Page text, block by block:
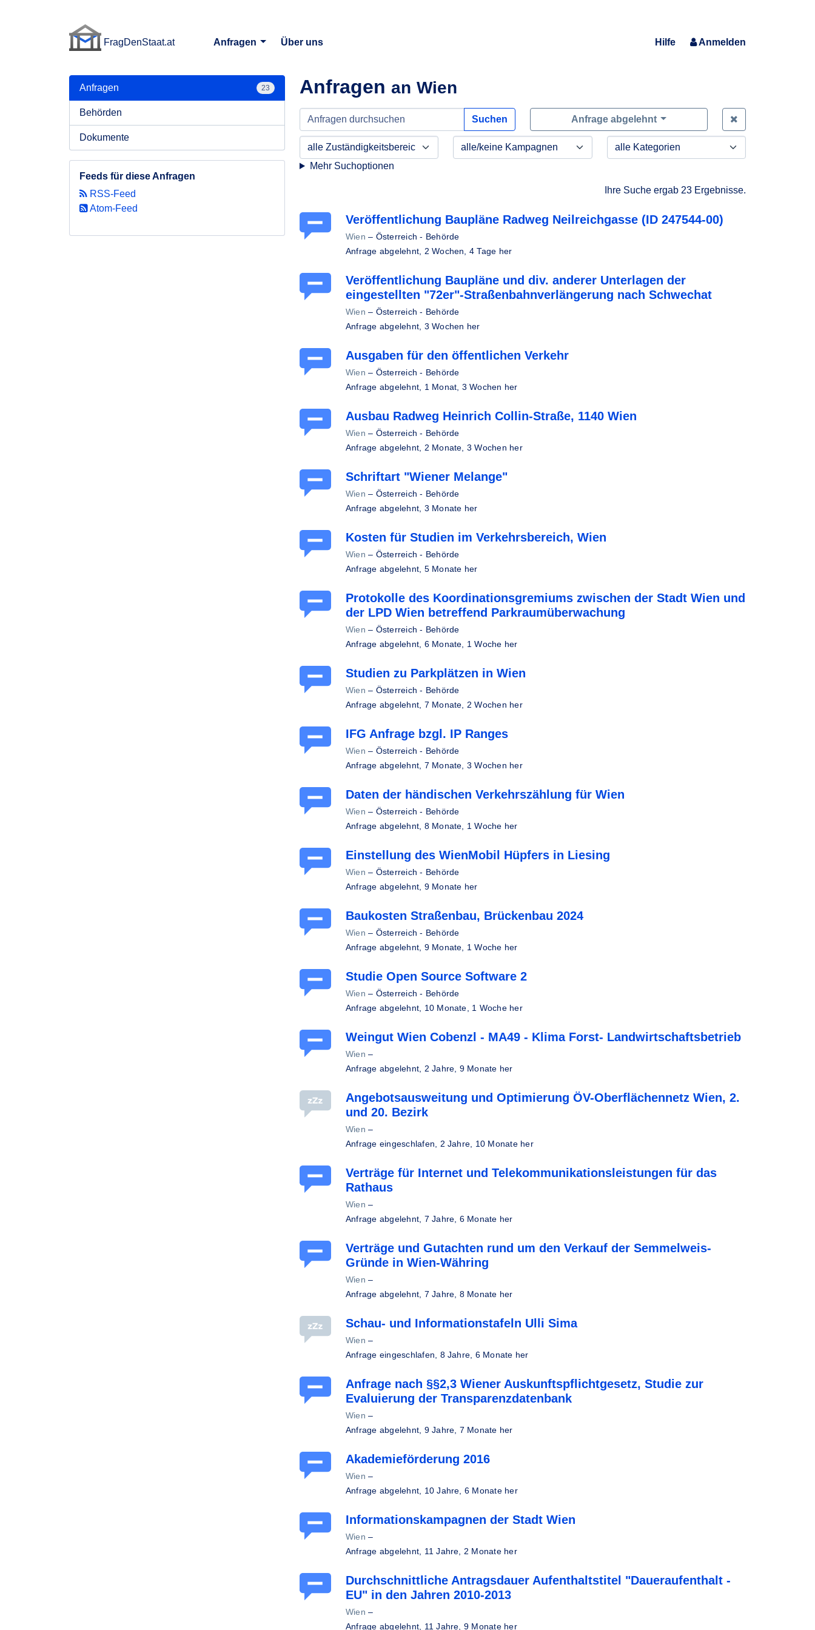
FragDenStaat.at
Anfragen
Über uns Hilfe Anmelden
Anfragen an Wien
Suchen Anfrage abgelehnt
Mehr Suchoptionen
Ihre Suche ergab 23 Ergebnisse.
Veröffentlichung Baupläne Radweg Neilreichgasse (ID 247544-00)
Wien – Österreich - Behörde
Anfrage abgelehnt, 2 Wochen, 4 Tage her
Veröffentlichung Baupläne und div. anderer Unterlagen der
eingestellten "72er"-Straßenbahnverlängerung nach Schwechat
Wien – Österreich - Behörde
Anfrage abgelehnt, 3 Wochen her
Ausgaben für den öffentlichen Verkehr
Wien – Österreich - Behörde
Anfrage abgelehnt, 1 Monat, 3 Wochen her
Ausbau Radweg Heinrich Collin-Straße, 1140 Wien
Wien – Österreich - Behörde
Anfrage abgelehnt, 2 Monate, 3 Wochen her
Schriftart "Wiener Melange"
Wien – Österreich - Behörde
Anfrage abgelehnt, 3 Monate her
Kosten für Studien im Verkehrsbereich, Wien
Wien – Österreich - Behörde
Anfrage abgelehnt, 5 Monate her
Protokolle des Koordinationsgremiums zwischen der Stadt Wien und
der LPD Wien betreffend Parkraumüberwachung
Wien – Österreich - Behörde
Anfrage abgelehnt, 6 Monate, 1 Woche her
Studien zu Parkplätzen in Wien
Wien – Österreich - Behörde
Anfrage abgelehnt, 7 Monate, 2 Wochen her
IFG Anfrage bzgl. IP Ranges
Wien – Österreich - Behörde
Anfrage abgelehnt, 7 Monate, 3 Wochen her
Daten der händischen Verkehrszählung für Wien
Wien – Österreich - Behörde
Anfrage abgelehnt, 8 Monate, 1 Woche her
Einstellung des WienMobil Hüpfers in Liesing
Wien – Österreich - Behörde
Anfrage abgelehnt, 9 Monate her
Baukosten Straßenbau, Brückenbau 2024
Wien – Österreich - Behörde
Anfrage abgelehnt, 9 Monate, 1 Woche her
Studie Open Source Software 2
Wien – Österreich - Behörde
Anfrage abgelehnt, 10 Monate, 1 Woche her
Weingut Wien Cobenzl - MA49 - Klima Forst- Landwirtschaftsbetrieb
Wien –
Anfrage abgelehnt, 2 Jahre, 9 Monate her
Angebotsausweitung und Optimierung ÖV-Oberflächennetz Wien, 2.
und 20. Bezirk
Wien –
Anfrage eingeschlafen, 2 Jahre, 10 Monate her
Verträge für Internet und Telekommunikationsleistungen für das
Rathaus
Wien –
Anfrage abgelehnt, 7 Jahre, 6 Monate her
Verträge und Gutachten rund um den Verkauf der Semmelweis-
Gründe in Wien-Währing
Wien –
Anfrage abgelehnt, 7 Jahre, 8 Monate her
Schau- und Informationstafeln Ulli Sima
Wien –
Anfrage eingeschlafen, 8 Jahre, 6 Monate her
Anfrage nach §§2,3 Wiener Auskunftspflichtgesetz, Studie zur
Evaluierung der Transparenzdatenbank
Wien –
Anfrage abgelehnt, 9 Jahre, 7 Monate her
Akademieförderung 2016
Wien –
Anfrage abgelehnt, 10 Jahre, 6 Monate her
Informationskampagnen der Stadt Wien
Wien –
Anfrage abgelehnt, 11 Jahre, 2 Monate her
Durchschnittliche Antragsdauer Aufenthaltstitel "Daueraufenthalt -
EU" in den Jahren 2010-2013
Wien –
Anfrage abgelehnt, 11 Jahre, 9 Monate her
Anfragen 23
Behörden
Dokumente
Feeds für diese Anfragen
RSS-Feed
Atom-Feed